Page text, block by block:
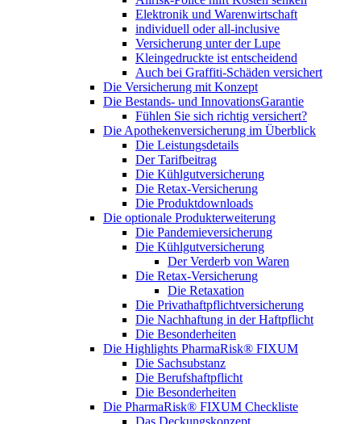
Elektronik und Warenwirtschaft
individuell oder all-inclusive
Versicherung unter der Lupe
Kleingedruckte ist entscheidend
Auch bei Graffiti-Schäden versichert
Die Versicherung mit Konzept
Die Bestands- und InnovationsGarantie
Fühlen Sie sich richtig versichert?
Die Apothekenversicherung im Überblick
Die Leistungsdetails
Der Tarifbeitrag
Die Kühlgutversicherung
Die Retax-Versicherung
Die Produktdownloads
Die optionale Produkterweiterung
Die Pandemieversicherung
Die Kühlgutversicherung
Der Verderb von Waren
Die Retax-Versicherung
Die Retaxation
Die Privathaftpflichtversicherung
Die Nachhaftung in der Haftpflicht
Die Besonderheiten
Die Highlights PharmaRisk® FIXUM
Die Sachsubstanz
Die Berufshaftpflicht
Die Besonderheiten
Die PharmaRisk® FIXUM Checkliste
Das Deckungskonzept